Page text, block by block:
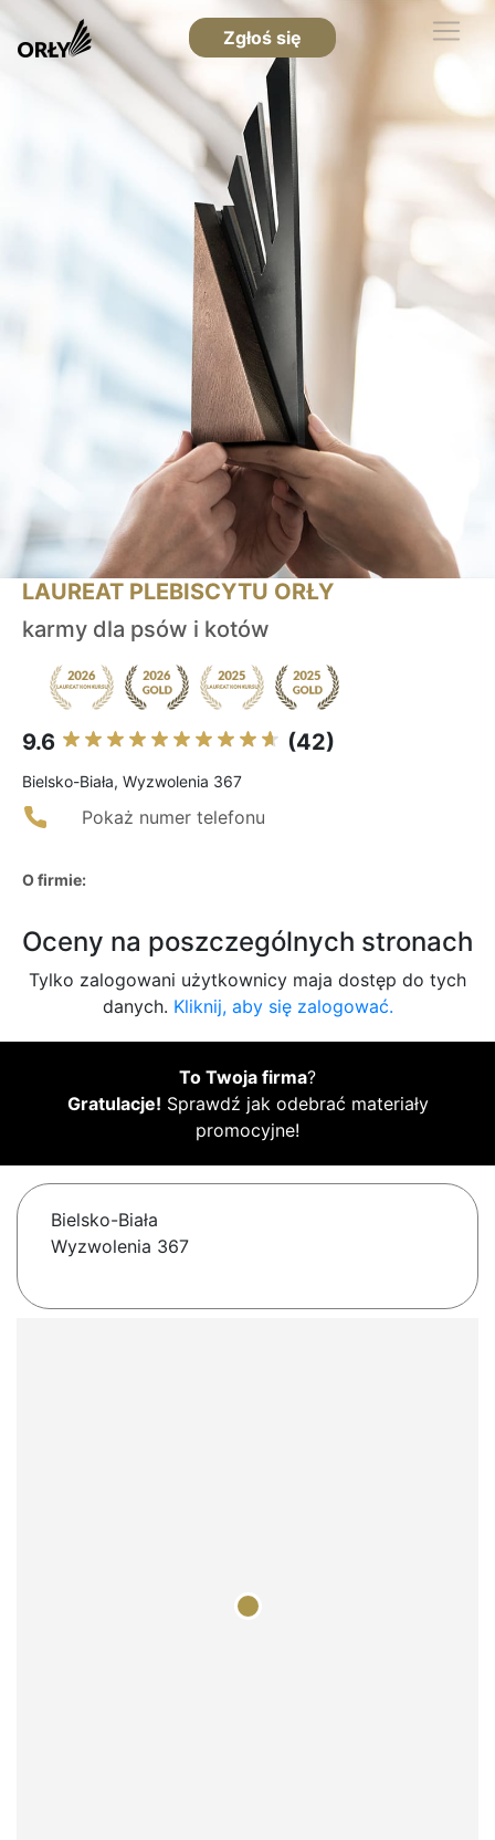
Zgłoś się
LAUREAT PLEBISCYTU ORŁY
karmy dla psów i kotów
9.6 (42)
Bielsko-Biała, Wyzwolenia 367
Pokaż numer telefonu
O firmie:
Oceny na poszczególnych stronach
Tylko zalogowani użytkownicy maja dostęp do tych
danych. Kliknij, aby się zalogować.
To Twoja firma?
Gratulacje! Sprawdź jak odebrać materiały
promocyjne!
Bielsko-Biała
Wyzwolenia 367